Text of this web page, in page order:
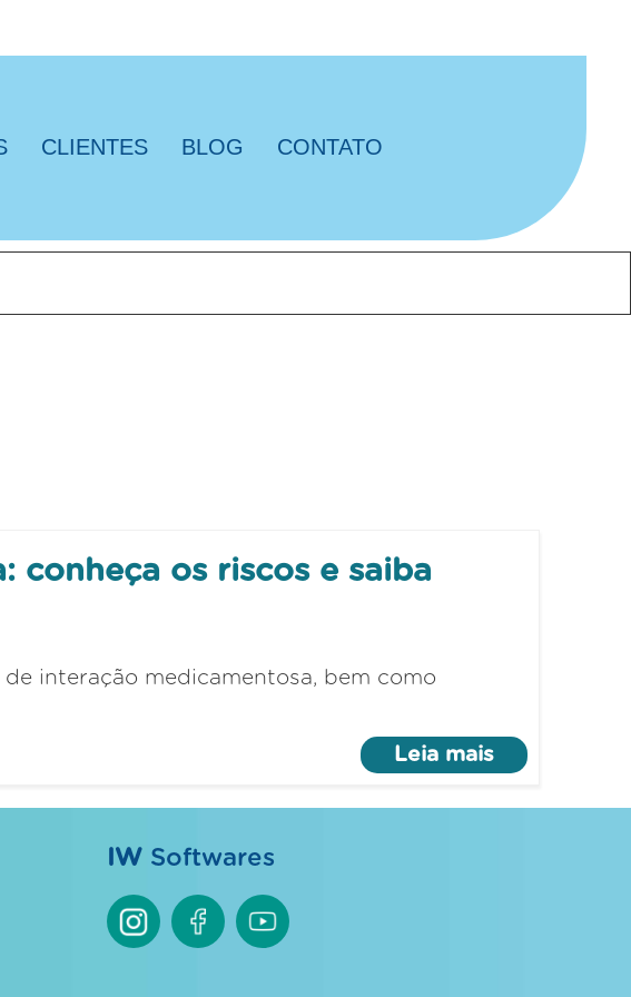
CLIENTES BLOG CONTATO
conheça os riscos e saiba
interação medicamentosa, bem como
Leia mais
IWSoftwares